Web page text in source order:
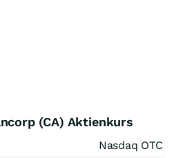
(CA) Aktienkurs
Nasdaq OTC